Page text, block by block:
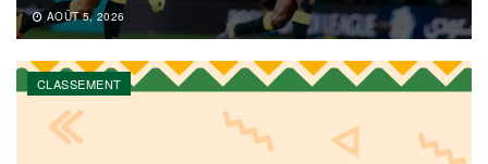
AOÛT 5, 2026
CLASSEMENT